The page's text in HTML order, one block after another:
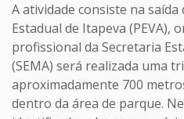
A atividade consiste na
Estadual de Itapeva (PEVA),
profissional da Secretaria
(SEMA) será realizada uma
aproximadamente 700
dentro da área de parque.